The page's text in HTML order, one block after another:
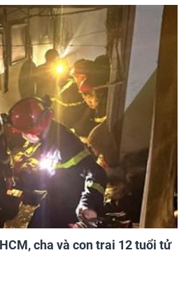
cha và con trai 12 tuổi tử